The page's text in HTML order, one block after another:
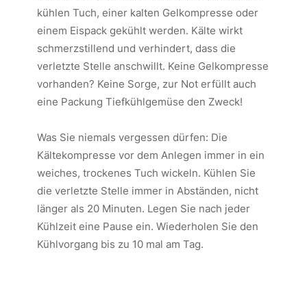
kühlen Tuch, einer kalten Gelkompresse oder
einem Eispack gekühlt werden. Kälte wirkt
schmerzstillend und verhindert, dass die
verletzte Stelle anschwillt. Keine Gelkompresse
vorhanden? Keine Sorge, zur Not erfüllt auch
eine Packung Tiefkühlgemüse den Zweck!
Was Sie niemals vergessen dürfen: Die
Kältekompresse vor dem Anlegen immer in ein
weiches, trockenes Tuch wickeln. Kühlen Sie
die verletzte Stelle immer in Abständen, nicht
länger als 20 Minuten. Legen Sie nach jeder
Kühlzeit eine Pause ein. Wiederholen Sie den
Kühlvorgang bis zu 10 mal am Tag.